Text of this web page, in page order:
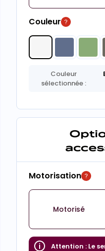
Couleur
Couleur
sélectionnée :
Motorisation
Motorisé
Attention : Le